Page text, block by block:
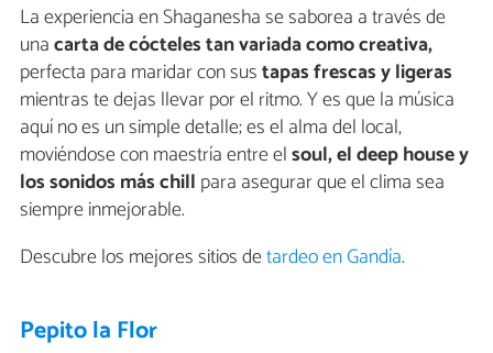
La experiencia en Shaganesha se saborea a través de
unacarta de cócteles tan variada como creativa,
perfecta para maridar con sustapas frescas y ligeras
mientras te dejas llevar por el ritmo. Y es que la música
aquí no es un simple detalle; es el alma del local,
moviéndose con maestría entre elsoul, el deep house y
los sonidos más chill para asegurar que el clima sea
siempre inmejorable.
Descubre los mejores sitios detardeo en Gandía.
Pepito la Flor